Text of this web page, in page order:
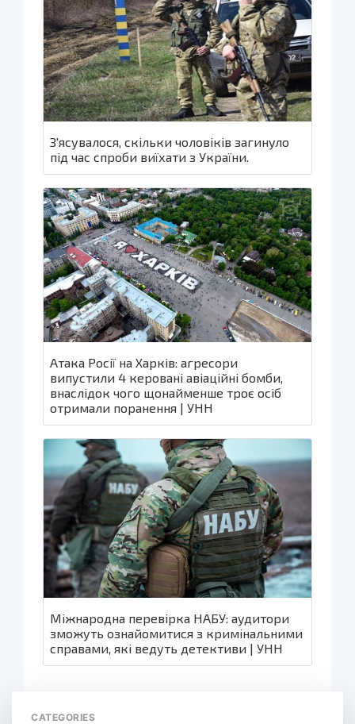
З'ясувалося, скільки чоловіків загинуло
під час спроби виїхати з України.
Атака Росії на Харків: агресори
випустили 4 керовані авіаційні бомби,
внаслідок чого щонайменше троє осіб
отримали поранення | УНН
Міжнародна перевірка НАБУ: аудитори
зможуть ознайомитися з кримінальними
справами, які ведуть детективи | УНН
CATEGORIES